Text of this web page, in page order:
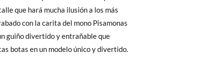
botas en un modelo único y divertido.
tienes que preocuparte por nada!
de enviarte un mensajero para que te